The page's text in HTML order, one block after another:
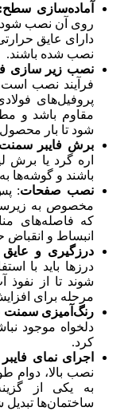
آماده‌سازی سطح:
روی آن نصب شود،
دارای عایق
نصب شده باشند.
نصب زیر سازی
فرآیند نصب
پروفیل‌های
مقاوم باشد و
شود تا بار
برش فایبر
اره گرد یا برش
باشند و گوشه‌ها
نصب صفحات:
مخصوص به
که فاصله‌های
انبساط و
درزگیری و عایق‌
درزها باید با
شوند تا از
مرحله برای
رنگ‌آمیزی سمنت
دلخواه موجود
کرد.
اجرای نمای
نصب بالا، دوام
به یکی از
ساختمان‌ها